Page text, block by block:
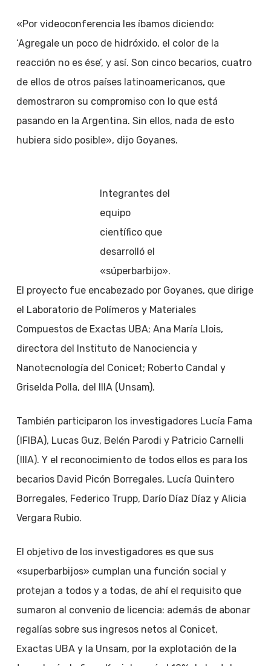
«Por videoconferencia les íbamos diciendo:
‘Agregale un poco de hidróxido, el color de la
reacción no es ése’, y así. Son cinco becarios, cuatro
de ellos de otros países latinoamericanos, que
demostraron su compromiso con lo que está
pasando en la Argentina. Sin ellos, nada de esto
hubiera sido posible», dijo Goyanes.
Integrantes del
equipo
científico que
desarrolló el
«súperbarbijo».
El proyecto fue encabezado por Goyanes, que dirige
el Laboratorio de Polímeros y Materiales
Compuestos de Exactas UBA; Ana María Llois,
directora del Instituto de Nanociencia y
Nanotecnología del Conicet; Roberto Candal y
Griselda Polla, del IIIA (Unsam).
También participaron los investigadores Lucía Fama
(IFIBA), Lucas Guz, Belén Parodi y Patricio Carnelli
(IIIA). Y el reconocimiento de todos ellos es para los
becarios David Picón Borregales, Lucía Quintero
Borregales, Federico Trupp, Darío Díaz Díaz y Alicia
Vergara Rubio.
El objetivo de los investigadores es que sus
«superbarbijos» cumplan una función social y
protejan a todos y a todas, de ahí el requisito que
sumaron al convenio de licencia: además de abonar
regalías sobre sus ingresos netos al Conicet,
Exactas UBA y la Unsam, por la explotación de la